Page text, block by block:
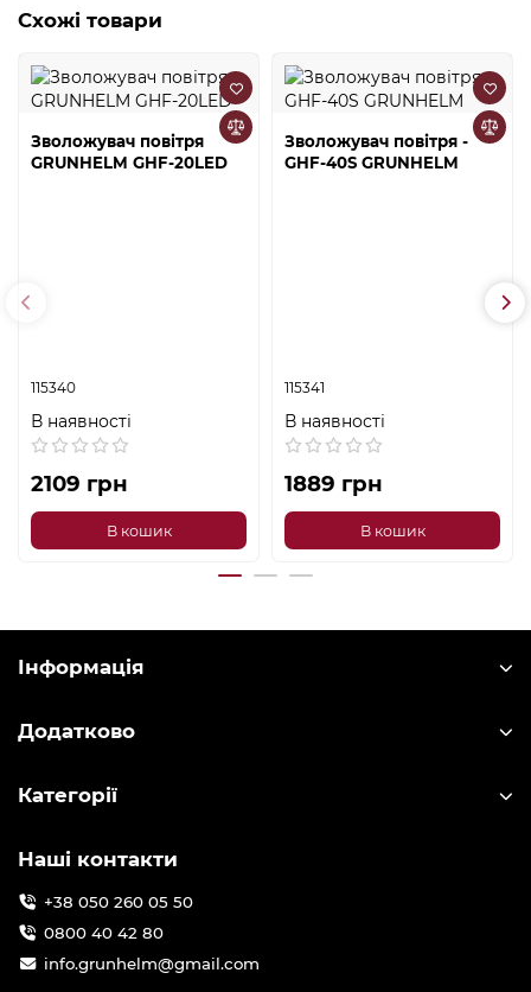
Схожі товари
Зволожувач повітря
GRUNHELM GHF-20LED
115340
В наявності
2109 грн
В кошик
Зволожувач повітря -
GHF-40S GRUNHELM
115341
В наявності
1889 грн
В кошик
Інформація
Додатково
Категорії
Наші контакти
+38 050 260 05 50
0800 40 42 80
info.grunhelm@gmail.com